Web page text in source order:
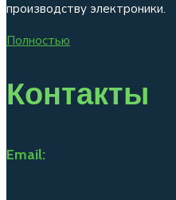
производству электроники.
Полностью
Контакты
Email: